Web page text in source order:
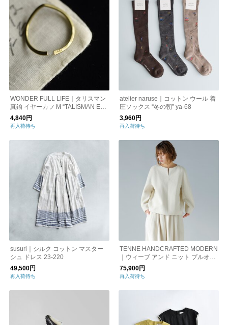
WONDER FULL LIFE｜タリスマン
真鍮 イヤーカフ M “TALISMAN EA
RCUFF middle” wfl25-a35-2
4,840円
再入荷待ち
atelier naruse｜コットン ウール 着
圧ソックス “冬の朝” ya-68
3,960円
再入荷待ち
susuri｜シルク コットン マスター
シュ ドレス 23-220
49,500円
再入荷待ち
TENNE HANDCRAFTED MODERN
｜ウィーブ アンド ニット プルオー
バー “weave and knit pullover” 003
o
75,900円
再入荷待ち